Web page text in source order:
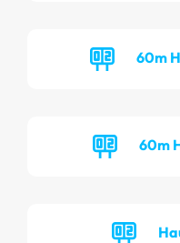
60m
60m